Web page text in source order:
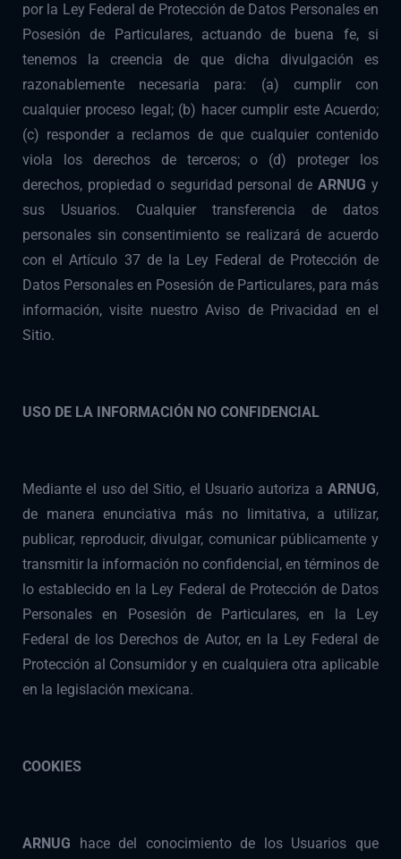
por la Ley Federal de Protección de Datos Personales en
Posesión de Particulares, actuando de buena fe, si
tenemos la creencia de que dicha divulgación es
razonablemente necesaria para: (a) cumplir con
cualquier proceso legal; (b) hacer cumplir este Acuerdo;
(c) responder a reclamos de que cualquier contenido
viola los derechos de terceros; o (d) proteger los
derechos, propiedad o seguridad personal deARNUGy
sus Usuarios. Cualquier transferencia de datos
personales sin consentimiento se realizará de acuerdo
con el Artículo 37 de la Ley Federal de Protección de
Datos Personales en Posesión de Particulares, para más
información, visite nuestro Aviso de Privacidad en el
Sitio.
USO DE LA INFORMACIÓN NO CONFIDENCIAL
Mediante el uso del Sitio, el Usuario autoriza a ARNUG,
de manera enunciativa más no limitativa, a utilizar,
publicar, reproducir, divulgar, comunicar públicamente y
transmitir la información no confidencial, en términos de
lo establecido en la Ley Federal de Protección de Datos
Personales en Posesión de Particulares, en la Ley
Federal de los Derechos de Autor, en la Ley Federal de
Protección al Consumidor y en cualquiera otra aplicable
en la legislación mexicana.
COOKIES
ARNUG
hace del conocimiento de los Usuarios que